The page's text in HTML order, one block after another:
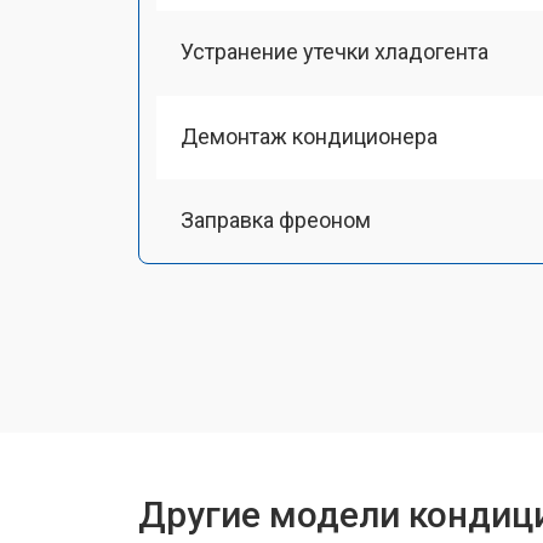
Устранение утечки хладогента
Демонтаж кондиционера
Заправка фреоном
Другие модели